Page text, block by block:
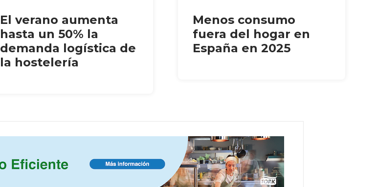
El verano aumenta
hasta un 50% la
demanda logística de
la hostelería
Menos consumo
fuera del hogar en
España en 2025